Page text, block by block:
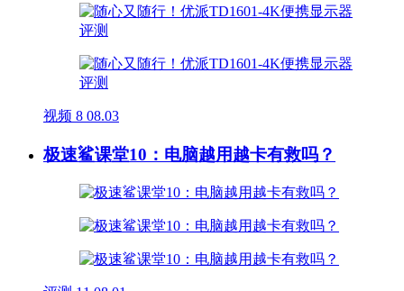
视频 8 08.03
极速鲨课堂10：电脑越用越卡有救吗？